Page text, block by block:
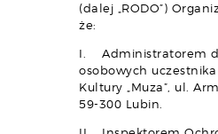
(dalej „RODO”)
że:
I. Administratorem
osobowych
Kultury „Muza”, ul.
59-300 Lubin.